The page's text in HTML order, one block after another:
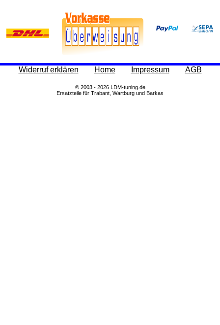
Widerruf erklären Home Impressum AGB
© 2003 - 2026 LDM-tuning.de
Ersatzteile für Trabant, Wartburg und Barkas